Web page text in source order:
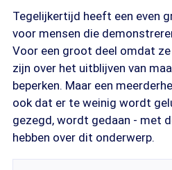
Tegelijkertijd heeft een even
voor mensen die
Voor een groot deel omdat
zijn over het uitblijven van
beperken. Maar een
ook dat er te weinig wordt
gezegd, wordt gedaan - met
hebben over dit onderwerp.